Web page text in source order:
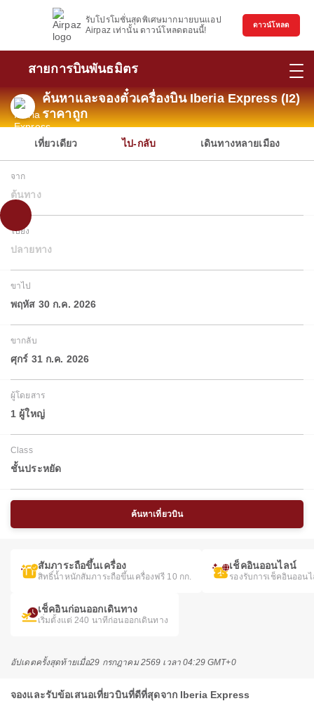
รับโปรโมชั่นสุดพิเศษมากมายบนแอป
Airpaz เท่านั้น ดาวน์โหลดตอนนี้!
ดาวน์โหลด
สายการบินพันธมิตร
ค้นหาและจองตั๋วเครื่องบิน Iberia Express (I2)
ราคาถูก
เที่ยวเดียว ไป-กลับ เดินทางหลายเมือง
จาก
ต้นทาง
ไปยัง
ปลายทาง
ขาไป
พฤหัส 30 ก.ค. 2026
ขากลับ
ศุกร์ 31 ก.ค. 2026
ผู้โดยสาร
1 ผู้ใหญ่
Class
ชั้นประหยัด
ค้นหาเที่ยวบิน
สัมภาระถือขึ้นเครื่อง
สิทธิ์น้ำหนักสัมภาระถือขึ้นเครื่องฟรี 10 กก.
เช็คอินออนไลน์
รองรับการเช็คอินออน
เช็คอินก่อนออกเดินทาง
เริ่มตั้งแต่ 240 นาทีก่อนออกเดินทาง
อัปเดตครั้งสุดท้ายเมื่อ29 กรกฎาคม 2569 เวลา 04:29 GMT+0
จองและรับข้อเสนอเที่ยวบินที่ดีที่สุดจาก Iberia Express